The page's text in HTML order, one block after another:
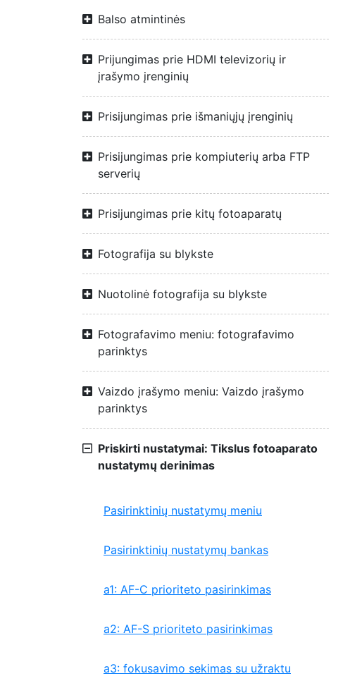
Balso atmintinės
Prijungimas prie HDMI televizorių ir
įrašymo įrenginių
Prisijungimas prie išmaniųjų įrenginių
Prisijungimas prie kompiuterių arba FTP
serverių
Prisijungimas prie kitų fotoaparatų
Fotografija su blykste
Nuotolinė fotografija su blykste
Fotografavimo meniu: fotografavimo
parinktys
Vaizdo įrašymo meniu: Vaizdo įrašymo
parinktys
Priskirti nustatymai: Tikslus fotoaparato
nustatymų derinimas
Pasirinktinių nustatymų meniu
Pasirinktinių nustatymų bankas
a1: AF-C prioriteto pasirinkimas
a2: AF-S prioriteto pasirinkimas
a3: fokusavimo sekimas su užraktu